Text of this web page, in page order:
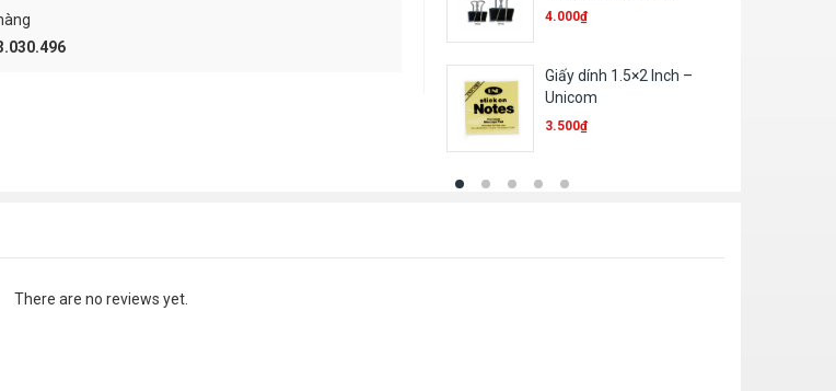
4.000₫
Giấy dính 1.5×2 Inch –
Unicom
3.500₫
There are no reviews yet.